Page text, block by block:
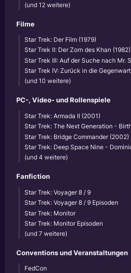
(und 12 weitere)
Filme
Star Trek: Der Film (1979)
Star Trek II: Der Zorn des Khan (1982)
Star Trek III: Auf der Suche nach Mr.
Star Trek IV: Zurück in die
(und 10 weitere)
PC-, Video- und Rollenspiele
Star Trek: Armada II (2001)
Star Trek: The Next Generation -
Star Trek: Bridge Commander (2002)
Star Trek: Deep Space Nine -
(und 4 weitere)
Fanfiction
Star Trek: Voyager 8 / 9
Star Trek: Voyager 8 / 9 Episoden
Star Trek: Monitor
Star Trek: Monitor Episoden
(und 7 weitere)
Conventions und Veranstaltungen
FedCon